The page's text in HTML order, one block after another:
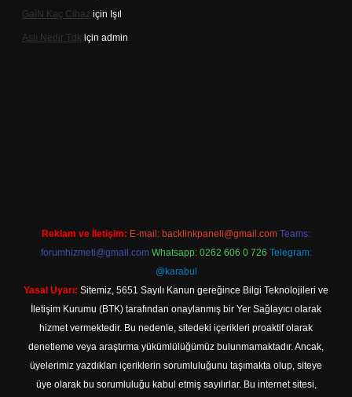
Gai̇N Kaç Cihaz için Işıl
Aslı Nedir Tdk için admin
Reklam ve İletişim: E-mail: backlinkpaneli@gmail.com Teams:
forumhizmeti@gmail.com Whatsapp: 0262 606 0 726 Telegram:
@karabul
Yasal Uyarı: Sitemiz, 5651 Sayılı Kanun gereğince Bilgi Teknolojileri ve
İletişim Kurumu (BTK) tarafından onaylanmış bir Yer Sağlayıcı olarak
hizmet vermektedir. Bu nedenle, sitedeki içerikleri proaktif olarak
denetleme veya araştırma yükümlülüğümüz bulunmamaktadır. Ancak,
üyelerimiz yazdıkları içeriklerin sorumluluğunu taşımakta olup, siteye
üye olarak bu sorumluluğu kabul etmiş sayılırlar. Bu internet sitesi,